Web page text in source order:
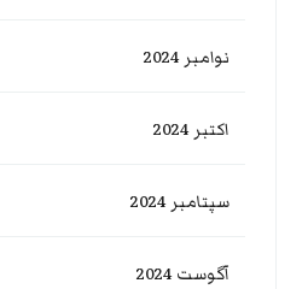
نوامبر 2024
اکتبر 2024
سپتامبر 2024
آگوست 2024